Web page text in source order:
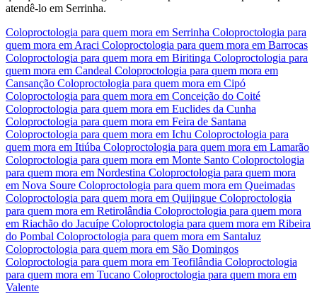
atendê-lo em Serrinha.
Coloproctologia para quem mora em Serrinha Coloproctologia para
quem mora em Araci Coloproctologia para quem mora em Barrocas
Coloproctologia para quem mora em Biritinga Coloproctologia para
quem mora em Candeal Coloproctologia para quem mora em
Cansanção Coloproctologia para quem mora em Cipó
Coloproctologia para quem mora em Conceição do Coité
Coloproctologia para quem mora em Euclides da Cunha
Coloproctologia para quem mora em Feira de Santana
Coloproctologia para quem mora em Ichu Coloproctologia para
quem mora em Itiúba Coloproctologia para quem mora em Lamarão
Coloproctologia para quem mora em Monte Santo Coloproctologia
para quem mora em Nordestina Coloproctologia para quem mora
em Nova Soure Coloproctologia para quem mora em Queimadas
Coloproctologia para quem mora em Quijingue Coloproctologia
para quem mora em Retirolândia Coloproctologia para quem mora
em Riachão do Jacuípe Coloproctologia para quem mora em Ribeira
do Pombal Coloproctologia para quem mora em Santaluz
Coloproctologia para quem mora em São Domingos
Coloproctologia para quem mora em Teofilândia Coloproctologia
para quem mora em Tucano Coloproctologia para quem mora em
Valente